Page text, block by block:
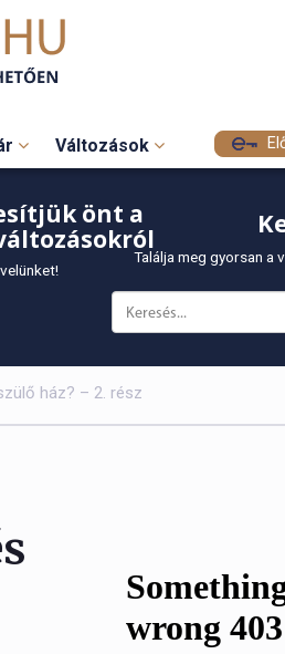
Változások
önt a
Találja meg gyorsan a
ház? – 2. rész